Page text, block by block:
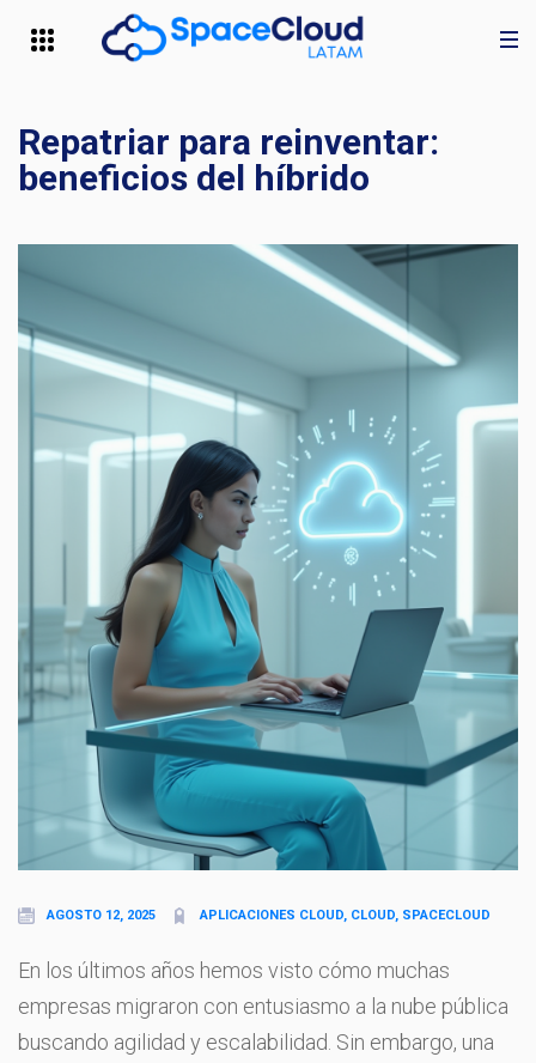
Repatriar para reinventar:
beneficios del híbrido
AGOSTO 12, 2025 APLICACIONES CLOUD, CLOUD, SPACECLOUD
En los últimos años hemos visto cómo muchas
empresas migraron con entusiasmo a la nube pública
buscando agilidad y escalabilidad. Sin embargo, una